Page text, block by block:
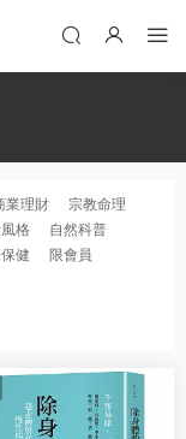
業理財
宗教命理
格
自然科普
健
限會員